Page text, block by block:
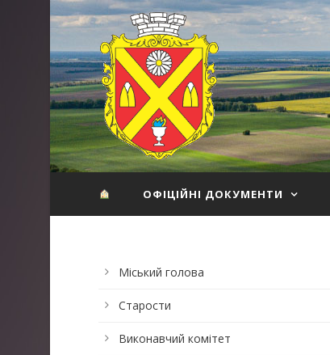
ОФІЦІЙНІ ДОКУМЕНТИ
Міський голова
Старости
Виконавчий комітет